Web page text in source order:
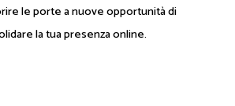
le porte a nuove opportunità di
la tua presenza online.